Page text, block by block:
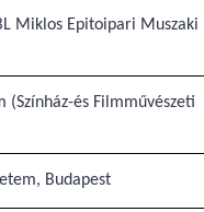
Miklos Epitoipari Muszaki
(Színház-és Filmművészeti
Budapest